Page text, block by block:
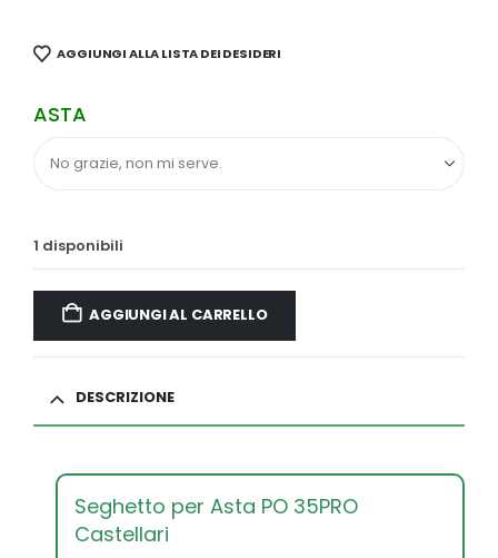
AGGIUNGI ALLA LISTA DEI DESIDERI
ASTA
1 disponibili
AGGIUNGI AL CARRELLO
DESCRIZIONE
Seghetto per Asta PO 35PRO
Castellari